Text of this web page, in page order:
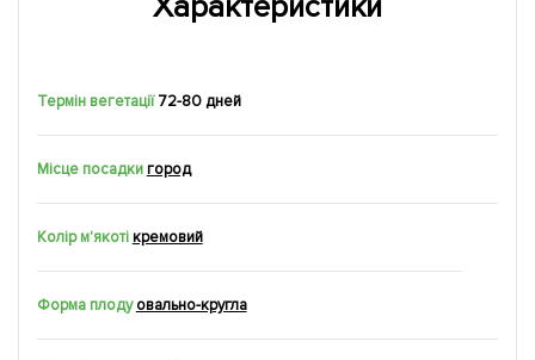
Термін вегетації 72-80 дней
Місце посадки город
Колір м'якоті кремовий
Форма плоду овально-кругла